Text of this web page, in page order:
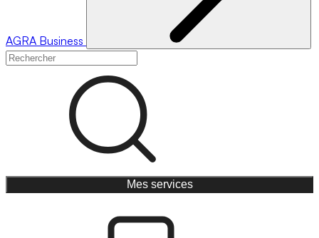
AGRA Business
Mes services